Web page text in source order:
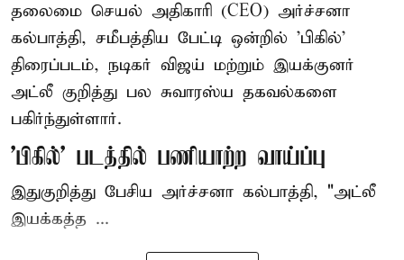
தலைமை செயல் அதிகாரி (CEO) அர்ச்சனா
கல்பாத்தி, சமீபத்திய பேட்டி ஒன்றில் 'பிகில்'
திரைப்படம், நடிகர் விஜய் மற்றும் இயக்குனர்
அட்லீ குறித்து பல சுவாரஸ்ய தகவல்களை
பகிர்ந்துள்ளார்.
'பிகில்' படத்தில் பணியாற்ற வாய்ப்பு
இதுகுறித்து பேசிய அர்ச்சனா கல்பாத்தி, "அட்லீ
இயக்கத்த ...